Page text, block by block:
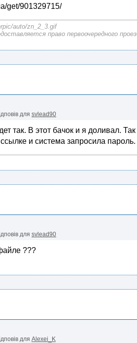
get/901329715/
auto/zn_2_3.gif
право первоочередного
для svlead90
так. В этот бачок и я доливал.
и система запросила пароль.
для svlead90
???
для Alexei_K